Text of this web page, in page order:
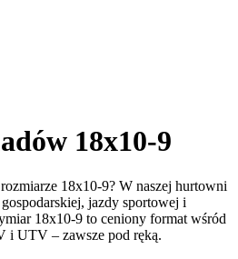
18x10-9
18x10-9? W naszej hurtowni
jazdy sportowej i
18x10-9 to ceniony format wśród
i UTV – zawsze pod ręką.